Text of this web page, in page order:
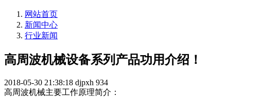
网站首页
新闻中心
行业新闻
高周波机械设备系列产品功用介绍！
2018-05-30 21:38:18 djpxh 934
高周波机械主要工作原理简介：